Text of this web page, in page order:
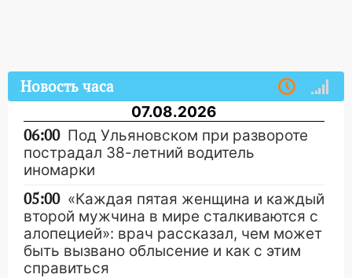
Новость часа
07.08.2026
06:00 Под Ульяновском при развороте
пострадал 38-летний водитель
иномарки
05:00 «Каждая пятая женщина и каждый
второй мужчина в мире сталкиваются с
алопецией»: врач рассказал, чем может
быть вызвано облысение и как с этим
справиться